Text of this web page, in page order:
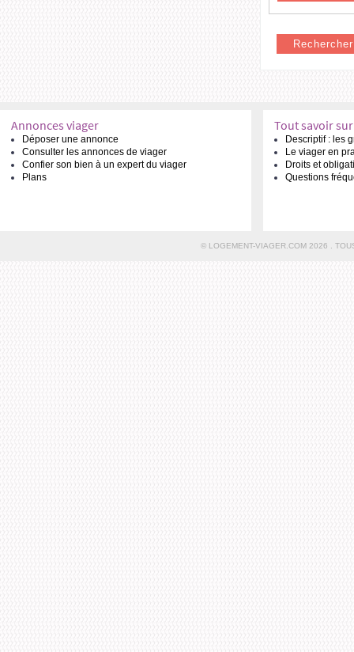
Annonces viager
Déposer une annonce
Consulter les annonces de viager
Confier son bien à un expert du viager
Plans
Tout savoir
Descriptif : les
Le viager en
Droits et
Questions
© LOGEMENT-VIAGER.COM 2026 .